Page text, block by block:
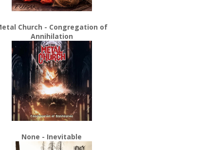
Church - Congregation of
Annihilation
None - Inevitable